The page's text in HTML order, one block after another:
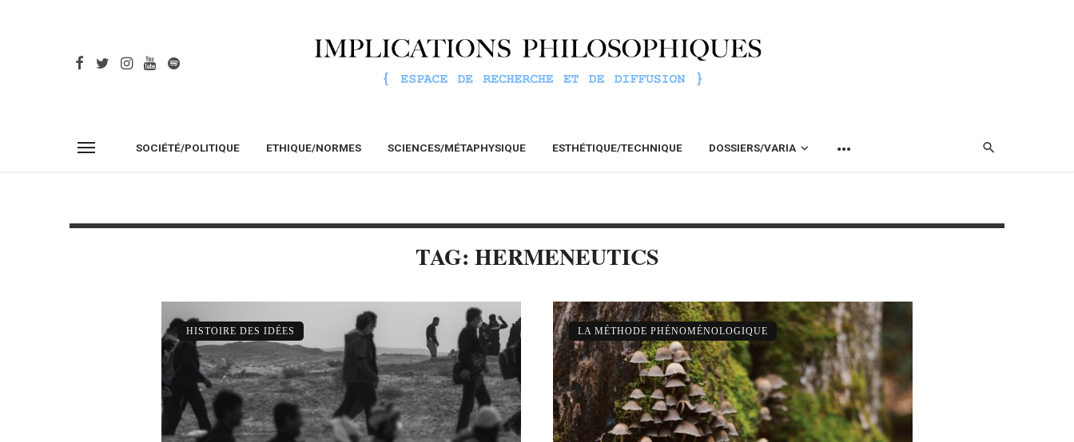
SOCIÉTÉ/POLITIQUE ETHIQUE/NORMES SCIENCES/MÉTAPHYSIQUE ESTHÉTIQUE/TECHNIQUE DOSSIERS/VARIA
TAG: HERMENEUTICS
HISTOIRE DES IDÉES LA MÉTHODE PHÉNOMÉNOLOGIQUE